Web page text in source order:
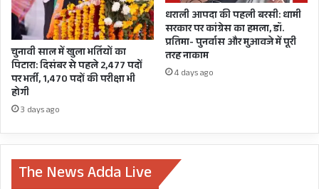
चुनावी साल में खुला भर्तियों का
पिटारा: दिसंबर से पहले 2,477 पदों
पर भर्ती, 1,470 पदों की परीक्षा भी
होगी
3 days ago
धराली आपदा की पहली बरसी: धामी
सरकार पर कांग्रेस का हमला, डॉ.
प्रतिमा- पुनर्वास और मुआवजे में पूरी
तरह नाकाम
4 days ago
The News Adda Live